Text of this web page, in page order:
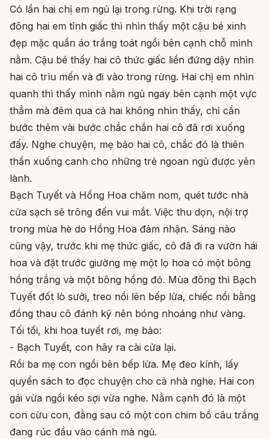
Có lần hai chị em ngủ lại trong rừng. Khi trời rạng
đông hai em tỉnh giấc thì nhìn thấy một cậu bé xinh
đẹp mặc quần áo trắng toát ngồi bên cạnh chỗ mình
nằm. Cậu bé thấy hai cô thức giấc liền đứng dậy nhìn
hai cô trìu mến và đi vào trong rừng. Hai chị em nhìn
quanh thì thấy mình nằm ngủ ngay bên cạnh một vực
thẳm mà đêm qua cả hai không nhìn thấy, chỉ cần
bước thêm vài bước chắc chắn hai cô đã rơi xuống
đấy. Nghe chuyện, mẹ bảo hai cô, chắc đó là thiên
thần xuống canh cho những trẻ ngoan ngủ được yên
lành.
Bạch Tuyết và Hồng Hoa chăm nom, quét tước nhà
cửa sạch sẽ trông đến vui mắt. Việc thu dọn, nội trợ
trong mùa hè do Hồng Hoa đảm nhận. Sáng nào
cũng vậy, trước khi mẹ thức giấc, cô đã đi ra vườn hái
hoa và đặt trước giường mẹ một lọ hoa có một bông
hồng trắng và một bông hồng đỏ. Mùa đông thì Bạch
Tuyết đốt lò sưởi, treo nồi lên bếp lửa, chiếc nồi bằng
đồng thau cô đánh kỹ nên bóng nhoáng như vàng.
Tối tối, khi hoa tuyết rơi, mẹ bảo:
- Bạch Tuyết, con hãy ra cài cửa lại.
Rồi ba mẹ con ngồi bên bếp lửa. Mẹ đeo kính, lấy
quyển sách to đọc chuyện cho cả nhà nghe. Hai con
gái vừa ngồi kéo sợi vừa nghe. Nằm cạnh đó là một
con cừu con, đằng sau có một con chim bồ câu trắng
đang rúc đầu vào cánh mà ngủ.